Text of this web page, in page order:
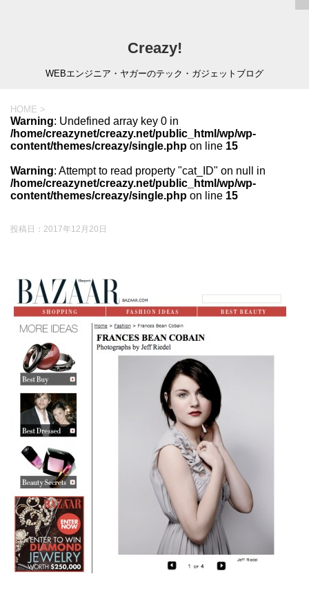
Creazy!
WEBエンジニア・ヤガーのテック・ガジェットブログ
HOME >
Warning: Undefined array key 0 in
/home/creazynet/creazy.net/public_html/wp/wp-
content/themes/creazy/single.php on line 15
Warning: Attempt to read property "cat_ID" on null in
/home/creazynet/creazy.net/public_html/wp/wp-
content/themes/creazy/single.php on line 15
投稿日： 2017年12月20日